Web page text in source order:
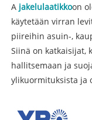
A jakelulaatikkoon
käytetään virran
piireihin asuin-,
Siinä on katkaisijat,
hallitsemaan ja
ylikuormituksista ja